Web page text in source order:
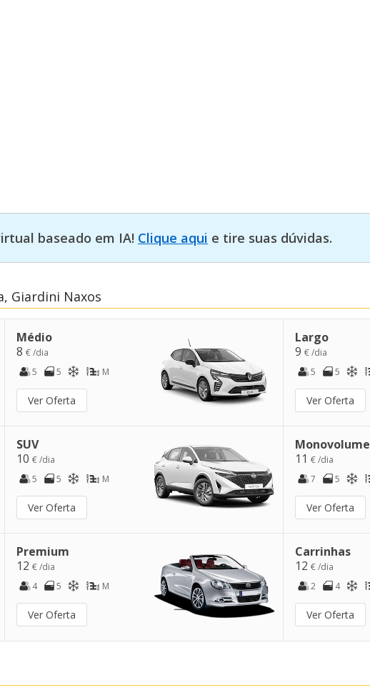
baseado em IA! Clique aqui e tire suas dúvidas.
Giardini Naxos
Médio
8€ /dia
5
5 M
Ver Oferta
Largo
9 € /dia
5
5
Ver Oferta
SUV
10€ /dia
5
5 M
Ver Oferta
Monovolume
11 € /dia
7
5
Ver Oferta
Premium
12€ /dia
4
5 M
Ver Oferta
Carrinhas
12 € /dia
2
4
Ver Oferta